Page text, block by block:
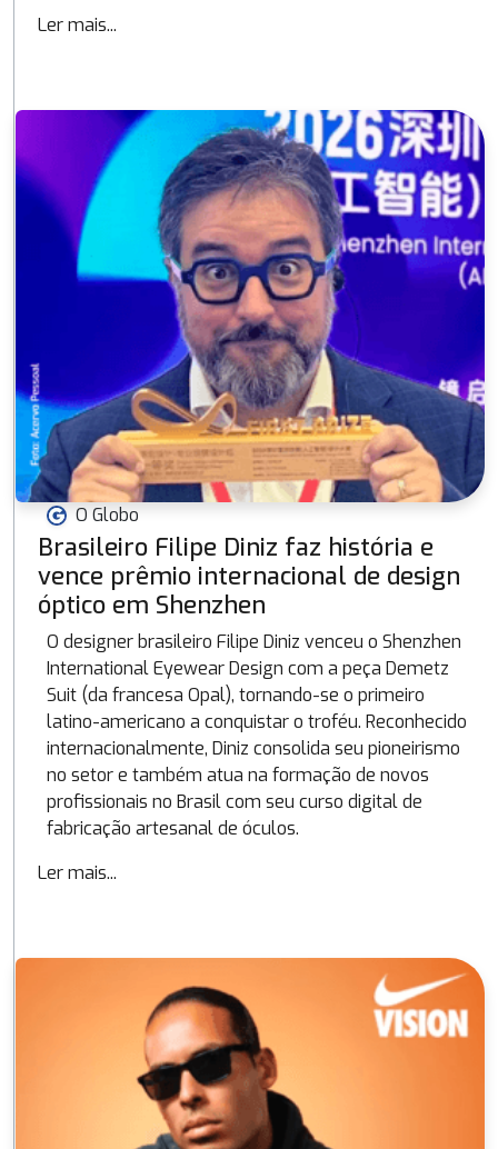
Ler mais...
O Globo
Brasileiro Filipe Diniz faz história e
vence prêmio internacional de design
óptico em Shenzhen
O designer brasileiro Filipe Diniz venceu o Shenzhen
International Eyewear Design com a peça Demetz
Suit (da francesa Opal), tornando-se o primeiro
latino-americano a conquistar o troféu. Reconhecido
internacionalmente, Diniz consolida seu pioneirismo
no setor e também atua na formação de novos
profissionais no Brasil com seu curso digital de
fabricação artesanal de óculos.
Ler mais...